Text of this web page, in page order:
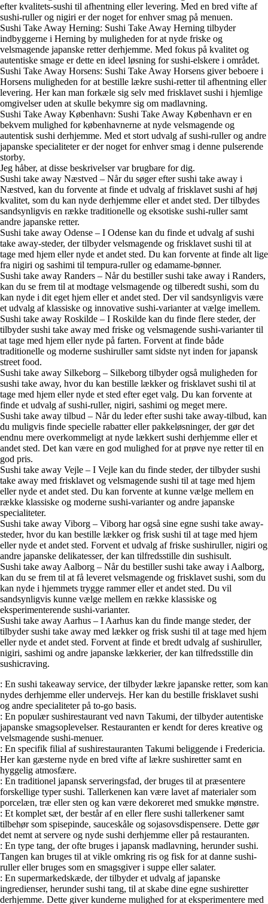
efter kvalitets-sushi til afhentning eller levering. Med en bred vifte af
sushi-ruller og nigiri er der noget for enhver smag på menuen.
Sushi Take Away Herning: Sushi Take Away Herning tilbyder
indbyggerne i Herning by muligheden for at nyde friske og
velsmagende japanske retter derhjemme. Med fokus på kvalitet og
autentiske smage er dette en ideel løsning for sushi-elskere i området.
Sushi Take Away Horsens: Sushi Take Away Horsens giver beboere i
Horsens muligheden for at bestille lækre sushi-retter til afhentning eller
levering. Her kan man forkæle sig selv med frisklavet sushi i hjemlige
omgivelser uden at skulle bekymre sig om madlavning.
Sushi Take Away København: Sushi Take Away København er en
bekvem mulighed for københavnerne at nyde velsmagende og
autentisk sushi derhjemme. Med et stort udvalg af sushi-ruller og andre
japanske specialiteter er der noget for enhver smag i denne pulserende
storby.
Jeg håber, at disse beskrivelser var brugbare for dig.
Sushi take away Næstved – Når du søger efter sushi take away i
Næstved, kan du forvente at finde et udvalg af frisklavet sushi af høj
kvalitet, som du kan nyde derhjemme eller et andet sted. Der tilbydes
sandsynligvis en række traditionelle og eksotiske sushi-ruller samt
andre japanske retter.
Sushi take away Odense – I Odense kan du finde et udvalg af sushi
take away-steder, der tilbyder velsmagende og frisklavet sushi til at
tage med hjem eller nyde et andet sted. Du kan forvente at finde alt lige
fra nigiri og sashimi til tempura-ruller og edamame-bønner.
Sushi take away Randers – Når du bestiller sushi take away i Randers,
kan du se frem til at modtage velsmagende og tilberedt sushi, som du
kan nyde i dit eget hjem eller et andet sted. Der vil sandsynligvis være
et udvalg af klassiske og innovative sushi-varianter at vælge imellem.
Sushi take away Roskilde – I Roskilde kan du finde flere steder, der
tilbyder sushi take away med friske og velsmagende sushi-varianter til
at tage med hjem eller nyde på farten. Forvent at finde både
traditionelle og moderne sushiruller samt sidste nyt inden for japansk
street food.
Sushi take away Silkeborg – Silkeborg tilbyder også muligheden for
sushi take away, hvor du kan bestille lækker og frisklavet sushi til at
tage med hjem eller nyde et sted efter eget valg. Du kan forvente at
finde et udvalg af sushi-ruller, nigiri, sashimi og meget mere.
Sushi take away tilbud – Når du leder efter sushi take away-tilbud, kan
du muligvis finde specielle rabatter eller pakkeløsninger, der gør det
endnu mere overkommeligt at nyde lækkert sushi derhjemme eller et
andet sted. Det kan være en god mulighed for at prøve nye retter til en
god pris.
Sushi take away Vejle – I Vejle kan du finde steder, der tilbyder sushi
take away med frisklavet og velsmagende sushi til at tage med hjem
eller nyde et andet sted. Du kan forvente at kunne vælge mellem en
række klassiske og moderne sushi-varianter og andre japanske
specialiteter.
Sushi take away Viborg – Viborg har også sine egne sushi take away-
steder, hvor du kan bestille lækker og frisk sushi til at tage med hjem
eller nyde et andet sted. Forvent et udvalg af friske sushiruller, nigiri og
andre japanske delikatesser, der kan tilfredsstille din sushisult.
Sushi take away Aalborg – Når du bestiller sushi take away i Aalborg,
kan du se frem til at få leveret velsmagende og frisklavet sushi, som du
kan nyde i hjemmets trygge rammer eller et andet sted. Du vil
sandsynligvis kunne vælge mellem en række klassiske og
eksperimenterende sushi-varianter.
Sushi take away Aarhus – I Aarhus kan du finde mange steder, der
tilbyder sushi take away med lækker og frisk sushi til at tage med hjem
eller nyde et andet sted. Forvent at finde et bredt udvalg af sushiruller,
nigiri, sashimi og andre japanske lækkerier, der kan tilfredsstille din
sushicraving.
: En sushi takeaway service, der tilbyder lækre japanske retter, som kan
nydes derhjemme eller undervejs. Her kan du bestille frisklavet sushi
og andre specialiteter på to-go basis.
: En populær sushirestaurant ved navn Takumi, der tilbyder autentiske
japanske smagsoplevelser. Restauranten er kendt for deres kreative og
velsmagende sushi-menuer.
: En specifik filial af sushirestauranten Takumi beliggende i Fredericia.
Her kan gæsterne nyde en bred vifte af lækre sushiretter samt en
hyggelig atmosfære.
: En traditionel japansk serveringsfad, der bruges til at præsentere
forskellige typer sushi. Tallerkenen kan være lavet af materialer som
porcelæn, træ eller sten og kan være dekoreret med smukke mønstre.
: Et komplet sæt, der består af en eller flere sushi tallerkener samt
tilbehør som spisepinde, sauceskåle og sojasovsdispensere. Dette gør
det nemt at servere og nyde sushi derhjemme eller på restauranten.
: En type tang, der ofte bruges i japansk madlavning, herunder sushi.
Tangen kan bruges til at vikle omkring ris og fisk for at danne sushi-
ruller eller bruges som en smagsgiver i suppe eller salater.
: En supermarkedskæde, der tilbyder et udvalg af japanske
ingredienser, herunder sushi tang, til at skabe dine egne sushiretter
derhjemme. Dette giver kunderne mulighed for at eksperimentere med